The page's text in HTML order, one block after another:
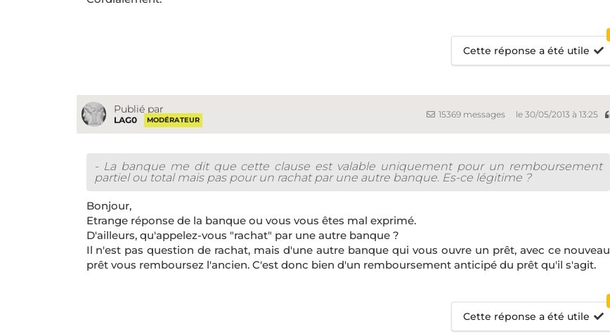
Cette réponse a été utile
Publié par
LAG0 MODÉRATEUR
15369 messages le 30/05/2013 à 13:25
- La banque me dit que cette clause est valable uniquement pour un remboursement
partiel ou total mais pas pour un rachat par une autre banque. Es-ce légitime ?
Bonjour,
Etrange réponse de la banque ou vous vous êtes mal exprimé.
D'ailleurs, qu'appelez-vous "rachat" par une autre banque ?
Il n'est pas question de rachat, mais d'une autre banque qui vous ouvre un prêt, avec ce nouveau
prêt vous remboursez l'ancien. C'est donc bien d'un remboursement anticipé du prêt qu'il s'agit.
Cette réponse a été utile